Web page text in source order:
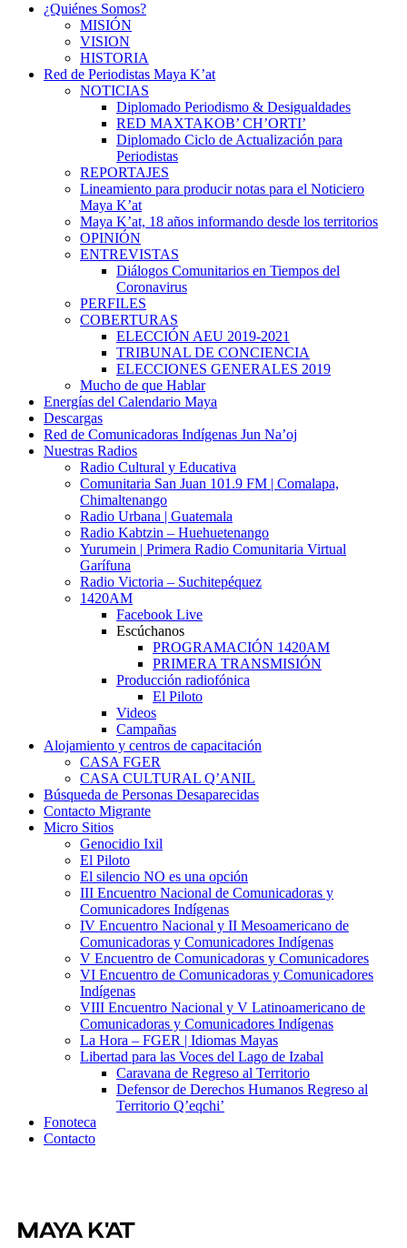
¿Quiénes Somos?
MISIÓN
VISION
HISTORIA
Red de Periodistas Maya K’at
NOTICIAS
Diplomado Periodismo & Desigualdades
RED MAXTAKOB’ CH’ORTI’
Diplomado Ciclo de Actualización para
Periodistas
REPORTAJES
Lineamiento para producir notas para el Noticiero
Maya K’at
Maya K’at, 18 años informando desde los territorios
OPINIÓN
ENTREVISTAS
Diálogos Comunitarios en Tiempos del
Coronavirus
PERFILES
COBERTURAS
ELECCIÓN AEU 2019-2021
TRIBUNAL DE CONCIENCIA
ELECCIONES GENERALES 2019
Mucho de que Hablar
Energías del Calendario Maya
Descargas
Red de Comunicadoras Indígenas Jun Na’oj
Nuestras Radios
Radio Cultural y Educativa
Comunitaria San Juan 101.9 FM | Comalapa,
Chimaltenango
Radio Urbana | Guatemala
Radio Kabtzin – Huehuetenango
Yurumein | Primera Radio Comunitaria Virtual
Garífuna
Radio Victoria – Suchitepéquez
1420AM
Facebook Live
Escúchanos
PROGRAMACIÓN 1420AM
PRIMERA TRANSMISIÓN
Producción radiofónica
El Piloto
Videos
Campañas
Alojamiento y centros de capacitación
CASA FGER
CASA CULTURAL Q’ANIL
Búsqueda de Personas Desaparecidas
Contacto Migrante
Micro Sitios
Genocidio Ixil
El Piloto
El silencio NO es una opción
III Encuentro Nacional de Comunicadoras y
Comunicadores Indígenas
IV Encuentro Nacional y II Mesoamericano de
Comunicadoras y Comunicadores Indígenas
V Encuentro de Comunicadoras y Comunicadores
VI Encuentro de Comunicadoras y Comunicadores
Indígenas
VIII Encuentro Nacional y V Latinoamericano de
Comunicadoras y Comunicadores Indígenas
La Hora – FGER | Idiomas Mayas
Libertad para las Voces del Lago de Izabal
Caravana de Regreso al Territorio
Defensor de Derechos Humanos Regreso al
Territorio Q’eqchi’
Fonoteca
Contacto